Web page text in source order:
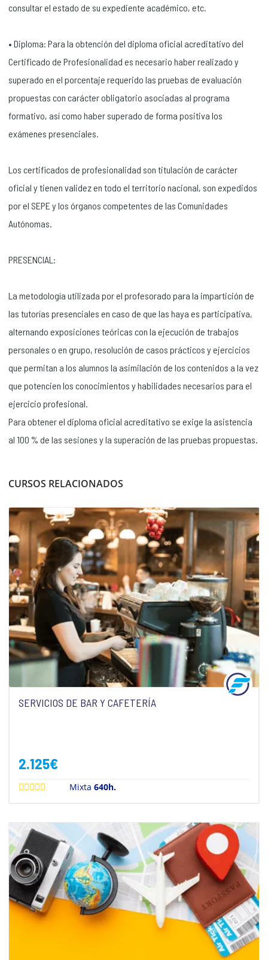
consultar el estado de su expediente académico, etc.
• Diploma: Para la obtención del diploma oficial acreditativo del
Certificado de Profesionalidad es necesario haber realizado y
superado en el porcentaje requerido las pruebas de evaluación
propuestas con carácter obligatorio asociadas al programa
formativo, así como haber superado de forma positiva los
exámenes presenciales.
Los certificados de profesionalidad son titulación de carácter
oficial y tienen validez en todo el territorio nacional, son expedidos
por el SEPE y los órganos competentes de las Comunidades
Autónomas.
PRESENCIAL:
La metodología utilizada por el profesorado para la impartición de
las tutorías presenciales en caso de que las haya es participativa,
alternando exposiciones teóricas con la ejecución de trabajos
personales o en grupo, resolución de casos prácticos y ejercicios
que permitan a los alumnos la asimilación de los contenidos a la vez
que potencien los conocimientos y habilidades necesarios para el
ejercicio profesional.
Para obtener el diploma oficial acreditativo se exige la asistencia
al 100 % de las sesiones y la superación de las pruebas propuestas.
CURSOS RELACIONADOS
SERVICIOS DE BAR Y CAFETERÍA
2.125€
Mixta640h.